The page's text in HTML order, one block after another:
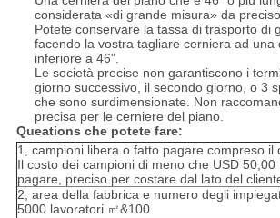
considerata «di grande misura» da
Potete conservare la tassa di trasporto di
facendo la vostra tagliare cerniera ad una
inferiore a 46".
Le società precise non garantiscono i
giorno successivo, il secondo giorno, o 3
che sono surdimensionate. Non
precisa per le cerniere del piano.
Queations che potete fare:
1, campioni libera o fatto pagare compreso il
Il costo dei campioni di meno che USD
pagare, preciso per costare dal lato del
2, area della fabbrica e numero degli
5000 lavoratori ㎡&100